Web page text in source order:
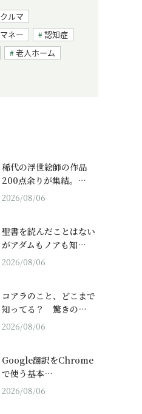
クルマ
マネー
認知症
老人ホーム
稀代の浮世絵師の作品
200点余りが集結。…
2026/08/06
聖書を読んだことはない
がアダムもノアも知…
2026/08/06
コアラのこと、どこまで
知ってる？ 驚きの…
2026/08/06
Google翻訳をChrome
で使う基本…
2026/08/06